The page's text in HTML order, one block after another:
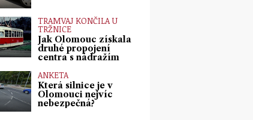
TRAMVAJ KONČILA U
TRŽNICE
Jak Olomouc získala
druhé propojení
centra s nádražím
ANKETA
Která silnice je v
Olomouci nejvíc
nebezpečná?